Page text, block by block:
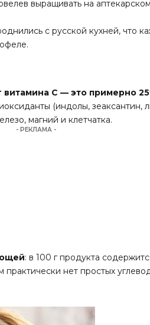
выращивать на
с русской кухней, что
.
витамина С — это примерно
(индолы, зеаксантин,
магний и клетчатка.
- РЕКЛАМА -
: в 100 г продукта
нет простых